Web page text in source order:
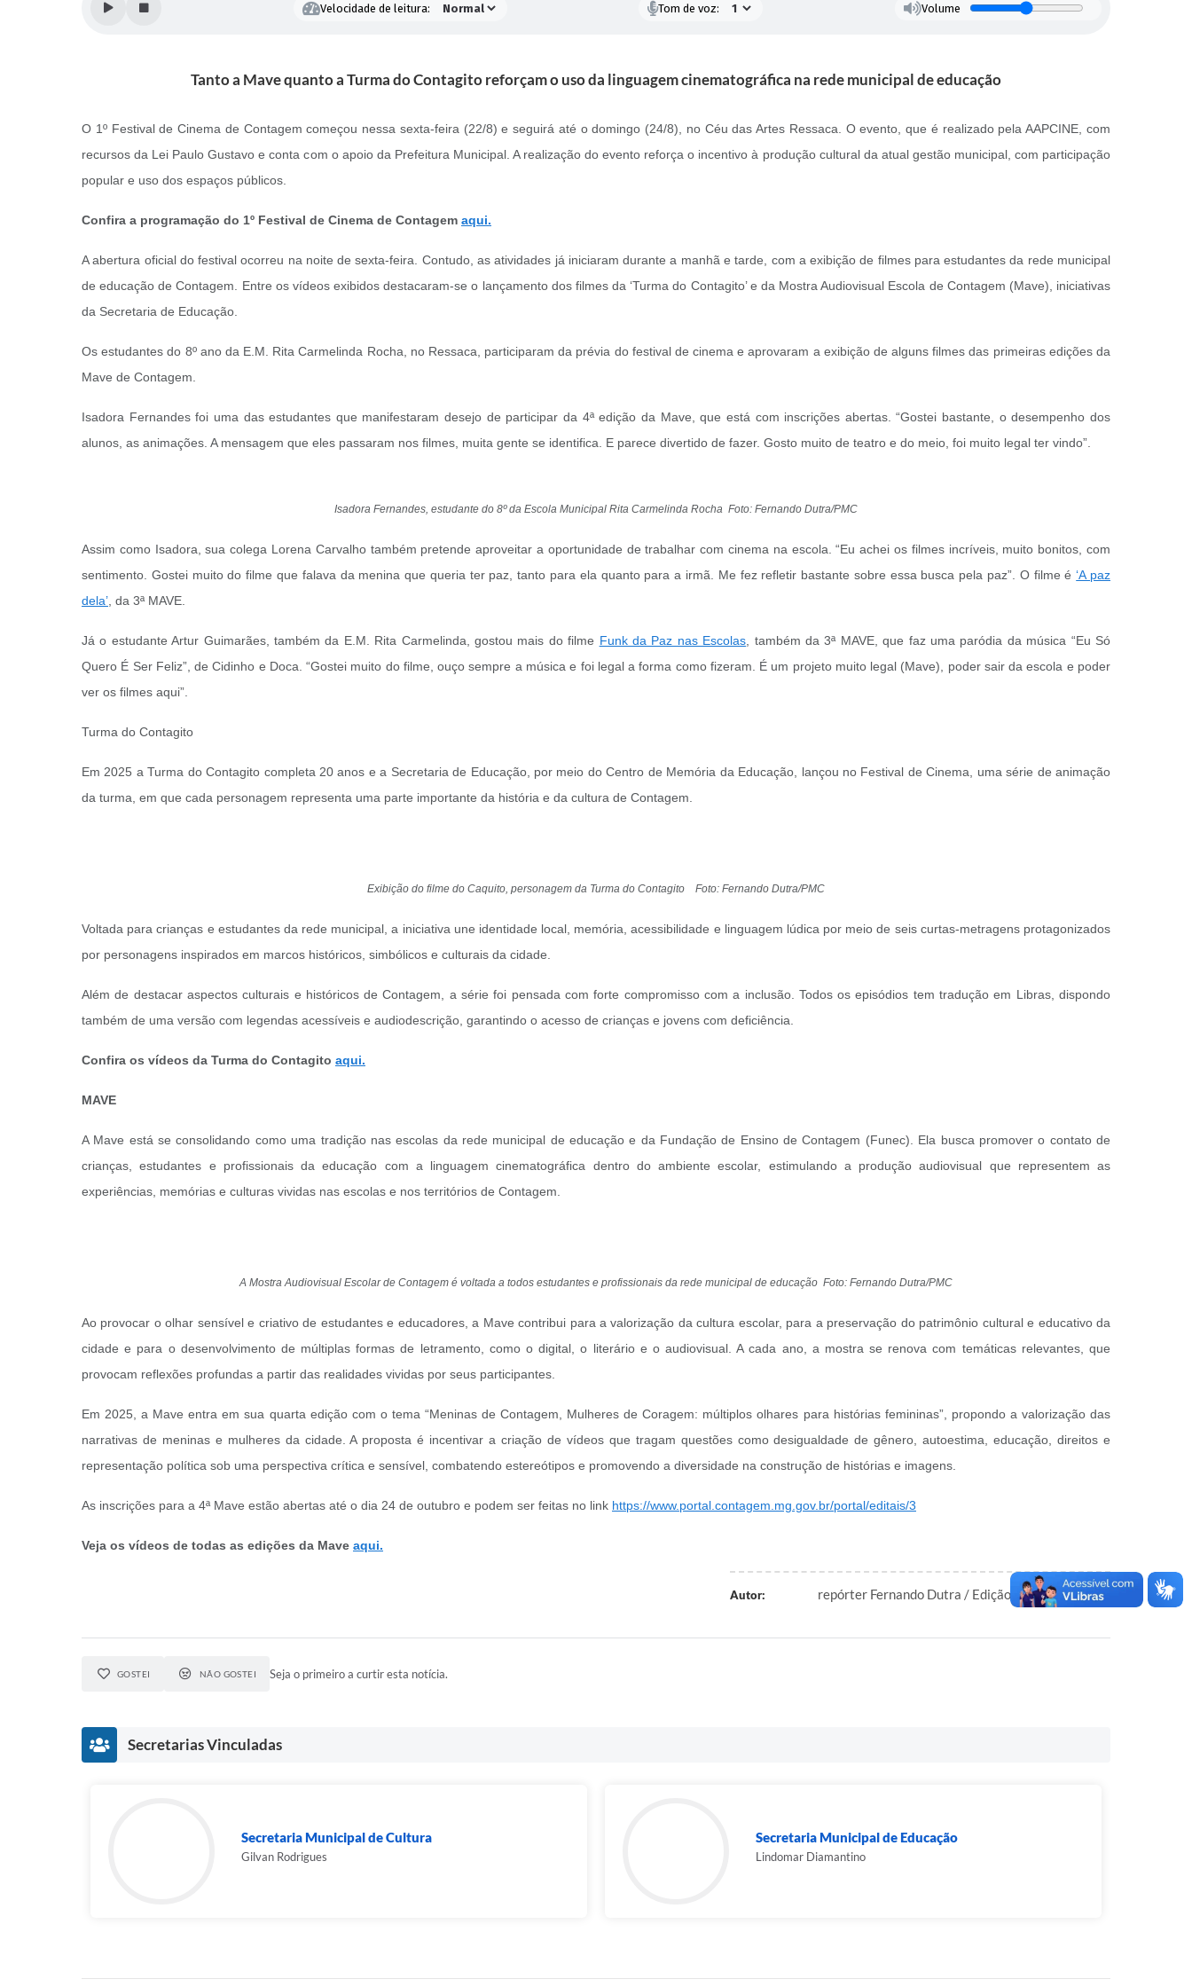
Velocidade de leitura: Tom de voz: Volume
Tanto a Mave quanto a Turma do Contagito reforçam o uso da linguagem cinematográfica na rede municipal de educação
O 1º Festival de Cinema de Contagem começou nessa sexta-feira (22/8) e seguirá até o domingo (24/8), no Céu das Artes Ressaca. O evento, que é realizado pela AAPCINE, com
recursos da Lei Paulo Gustavo e conta com o apoio da Prefeitura Municipal. A realização do evento reforça o incentivo à produção cultural da atual gestão municipal, com participação
popular e uso dos espaços públicos.
Confira a programação do 1º Festival de Cinema de Contagem aqui.
A abertura oficial do festival ocorreu na noite de sexta-feira. Contudo, as atividades já iniciaram durante a manhã e tarde, com a exibição de filmes para estudantes da rede municipal
de educação de Contagem. Entre os vídeos exibidos destacaram-se o lançamento dos filmes da ‘Turma do Contagito’ e da Mostra Audiovisual Escola de Contagem (Mave), iniciativas
da Secretaria de Educação.
Os estudantes do 8º ano da E.M. Rita Carmelinda Rocha, no Ressaca, participaram da prévia do festival de cinema e aprovaram a exibição de alguns filmes das primeiras edições da
Mave de Contagem.
Isadora Fernandes foi uma das estudantes que manifestaram desejo de participar da 4ª edição da Mave, que está com inscrições abertas. “Gostei bastante, o desempenho dos
alunos, as animações. A mensagem que eles passaram nos filmes, muita gente se identifica. E parece divertido de fazer. Gosto muito de teatro e do meio, foi muito legal ter vindo”.
Isadora Fernandes, estudante do 8º da Escola Municipal Rita Carmelinda Rocha Foto: Fernando Dutra/PMC
Assim como Isadora, sua colega Lorena Carvalho também pretende aproveitar a oportunidade de trabalhar com cinema na escola. “Eu achei os filmes incríveis, muito bonitos, com
sentimento. Gostei muito do filme que falava da menina que queria ter paz, tanto para ela quanto para a irmã. Me fez refletir bastante sobre essa busca pela paz”. O filme é‘A paz
dela’ , da 3ª MAVE.
Já o estudante Artur Guimarães, também da E.M. Rita Carmelinda, gostou mais do filme Funk da Paz nas Escolas , também da 3ª MAVE, que faz uma paródia da música “Eu Só
Quero É Ser Feliz”, de Cidinho e Doca. “Gostei muito do filme, ouço sempre a música e foi legal a forma como fizeram. É um projeto muito legal (Mave), poder sair da escola e poder
ver os filmes aqui”.
Turma do Contagito
Em 2025 a Turma do Contagito completa 20 anos e a Secretaria de Educação, por meio do Centro de Memória da Educação, lançou no Festival de Cinema, uma série de animação
da turma, em que cada personagem representa uma parte importante da história e da cultura de Contagem.
Exibição do filme do Caquito, personagem da Turma do Contagito Foto: Fernando Dutra/PMC
Voltada para crianças e estudantes da rede municipal, a iniciativa une identidade local, memória, acessibilidade e linguagem lúdica por meio de seis curtas-metragens protagonizados
por personagens inspirados em marcos históricos, simbólicos e culturais da cidade.
Além de destacar aspectos culturais e históricos de Contagem, a série foi pensada com forte compromisso com a inclusão. Todos os episódios tem tradução em Libras, dispondo
também de uma versão com legendas acessíveis e audiodescrição, garantindo o acesso de crianças e jovens com deficiência.
Confira os vídeos da Turma do Contagito aqui.
MAVE
A Mave está se consolidando como uma tradição nas escolas da rede municipal de educação e da Fundação de Ensino de Contagem (Funec). Ela busca promover o contato de
crianças, estudantes e profissionais da educação com a linguagem cinematográfica dentro do ambiente escolar, estimulando a produção audiovisual que representem as
experiências, memórias e culturas vividas nas escolas e nos territórios de Contagem.
A Mostra Audiovisual Escolar de Contagem é voltada a todos estudantes e profissionais da rede municipal de educação Foto: Fernando Dutra/PMC
Ao provocar o olhar sensível e criativo de estudantes e educadores, a Mave contribui para a valorização da cultura escolar, para a preservação do patrimônio cultural e educativo da
cidade e para o desenvolvimento de múltiplas formas de letramento, como o digital, o literário e o audiovisual. A cada ano, a mostra se renova com temáticas relevantes, que
provocam reflexões profundas a partir das realidades vividas por seus participantes.
Em 2025, a Mave entra em sua quarta edição com o tema “Meninas de Contagem, Mulheres de Coragem: múltiplos olhares para histórias femininas”, propondo a valorização das
narrativas de meninas e mulheres da cidade. A proposta é incentivar a criação de vídeos que tragam questões como desigualdade de gênero, autoestima, educação, direitos e
representação política sob uma perspectiva crítica e sensível, combatendo estereótipos e promovendo a diversidade na construção de histórias e imagens.
As inscrições para a 4ª Mave estão abertas até o dia 24 de outubro e podem ser feitas no link https://www.portal.contagem.mg.gov.br/portal/editais/3
Veja os vídeos de todas as edições da Mave aqui.
Autor: repórter Fernando Dutra / Edição: João Cavalcanti
GOSTEI NÃO GOSTEI Seja o primeiro a curtir esta notícia.
Secretarias Vinculadas
Secretaria Municipal de Cultura
Gilvan Rodrigues
Secretaria Municipal de Educação
Lindomar Diamantino